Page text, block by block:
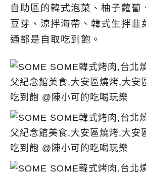
自助區的韓式泡菜、柚子蘿蔔
豆芽、涼拌海帶、韓式生拌韭
通都是自取吃到飽。